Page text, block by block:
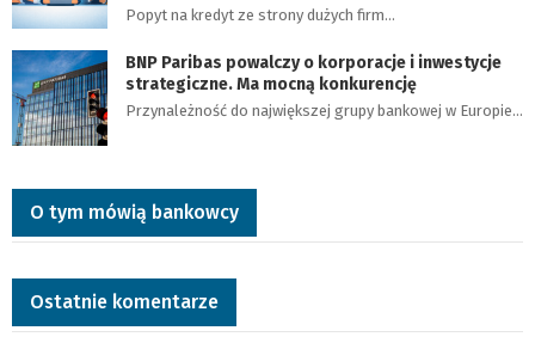
Popyt na kredyt ze strony dużych firm…
BNP Paribas powalczy o korporacje i inwestycje
strategiczne. Ma mocną konkurencję
Przynależność do największej grupy bankowej w Europie…
O tym mówią bankowcy
Ostatnie komentarze